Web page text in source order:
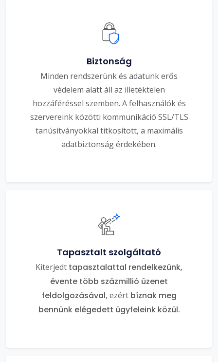
Biztonság
Minden rendszerünk és adatunk erős
védelem alatt áll az illetéktelen
hozzáféréssel szemben. A felhasználók és
szervereink közötti kommunikáció SSL/TLS
tanúsítványokkal titkosított, a maximális
adatbiztonság érdekében.
Tapasztalt szolgáltató
Kiterjedt tapasztalattal rendelkezünk,
évente több százmillió üzenet
feldolgozásával, ezért bíznak meg
bennünk elégedett ügyfeleink közül.